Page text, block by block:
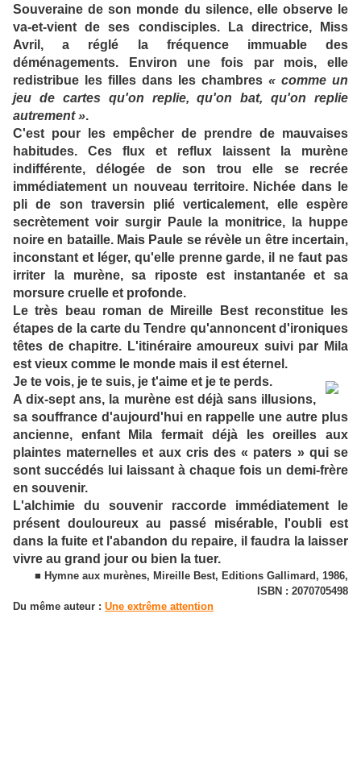
Souveraine de son monde du silence, elle observe le
va-et-vient de ses condisciples. La directrice, Miss
Avril, a réglé la fréquence immuable des
déménagements. Environ une fois par mois, elle
redistribue les filles dans les chambres « comme un
jeu de cartes qu'on replie, qu'on bat, qu'on replie
autrement ».
C'est pour les empêcher de prendre de mauvaises
habitudes. Ces flux et reflux laissent la murène
indifférente, délogée de son trou elle se recrée
immédiatement un nouveau territoire. Nichée dans le
pli de son traversin plié verticalement, elle espère
secrètement voir surgir Paule la monitrice, la huppe
noire en bataille. Mais Paule se révèle un être incertain,
inconstant et léger, qu'elle prenne garde, il ne faut pas
irriter la murène, sa riposte est instantanée et sa
morsure cruelle et profonde.
Le très beau roman de Mireille Best reconstitue les
étapes de la carte du Tendre qu'annoncent d'ironiques
têtes de chapitre. L'itinéraire amoureux suivi par Mila
est vieux comme le monde mais il est éternel.
Je te vois, je te suis, je t'aime et je te perds.
A dix-sept ans, la murène est déjà sans illusions,
sa souffrance d'aujourd'hui en rappelle une autre plus
ancienne, enfant Mila fermait déjà les oreilles aux
plaintes maternelles et aux cris des « paters » qui se
sont succédés lui laissant à chaque fois un demi-frère
en souvenir.
L'alchimie du souvenir raccorde immédiatement le
présent douloureux au passé misérable, l'oubli est
dans la fuite et l'abandon du repaire, il faudra la laisser
vivre au grand jour ou bien la tuer.
■ Hymne aux murènes, Mireille Best, Editions Gallimard, 1986,
ISBN : 2070705498
Du même auteur : Une extrême attention